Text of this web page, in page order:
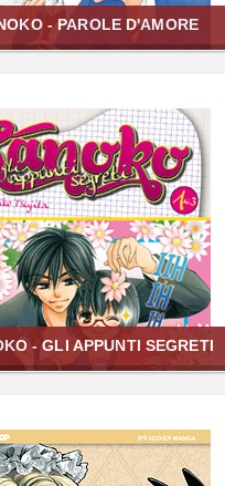
- PAROLE D'AMORE
- GLI APPUNTI SEGRETI